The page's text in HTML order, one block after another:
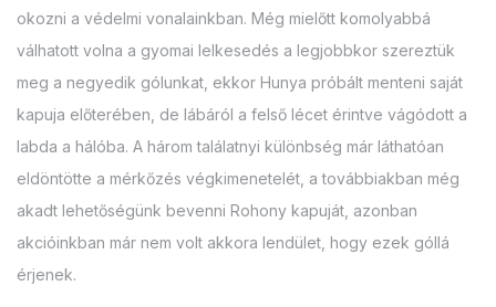
okozni a védelmi vonalainkban. Még mielőtt komolyabbá
válhatott volna a gyomai lelkesedés a legjobbkor szereztük
meg a negyedik gólunkat, ekkor Hunya próbált menteni saját
kapuja előterében, de lábáról a felső lécet érintve vágódott a
labda a hálóba. A három találatnyi különbség már láthatóan
eldöntötte a mérkőzés végkimenetelét, a továbbiakban még
akadt lehetőségünk bevenni Rohony kapuját, azonban
akcióinkban már nem volt akkora lendület, hogy ezek góllá
érjenek.